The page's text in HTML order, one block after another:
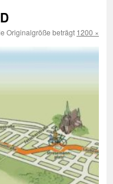
Originalgröße beträgt 1200 × 401